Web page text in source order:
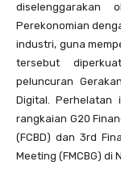
diselenggarakan
Perekonomian
industri, guna
tersebut
peluncuran
Digital. Perhelatan
rangkaian G20
(FCBD) dan 3rd
Meeting (FMCBG) di